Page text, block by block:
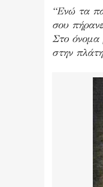
“Ενώ τα
σου
Στο όνομα
στην